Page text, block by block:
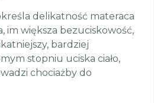
delikatność materaca
im większa bezuciskowość,
bardziej
stopniu uciska ciało,
chociażby do